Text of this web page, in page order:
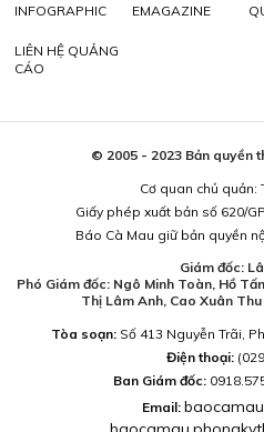
INFOGRAPHIC EMAGAZINE
LIÊN HỆ QUẢNG
CÁO
© 2005 - 2023 Bản quyền
Cơ quan chủ quản:
Giấy phép xuất bản số 620/
Báo Cà Mau giữ bản quyền
Giám đốc:
Phó Giám đốc: Ngô Minh Toàn, Hồ
Thị Lâm Anh, Cao Xuân
Tòa soạn:Số 413 Nguyễn Trãi,
Điện thoại:
Ban Giám đốc:
Email: